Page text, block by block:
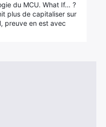
du MCU. What If… ?
plus de capitaliser sur
preuve en est avec